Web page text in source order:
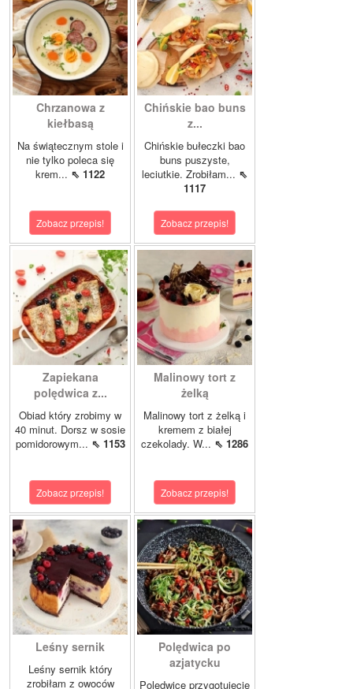
Chrzanowa z
kiełbasą
Na świątecznym stole i
nie tylko poleca się
krem... ⇖ 1122
Zobacz przepis!
Chińskie bao buns
z...
Chińskie bułeczki bao
buns puszyste,
leciutkie. Zrobiłam... ⇖
1117
Zobacz przepis!
Zapiekana
polędwica z...
Obiad który zrobimy w
40 minut. Dorsz w sosie
pomidorowym... ⇖ 1153
Zobacz przepis!
Malinowy tort z
żelką
Malinowy tort z żelką i
kremem z białej
czekolady. W... ⇖ 1286
Zobacz przepis!
Leśny sernik
Leśny sernik który
zrobiłam z owoców
Polędwica po
azjatycku
Polędwicę przygotujecie